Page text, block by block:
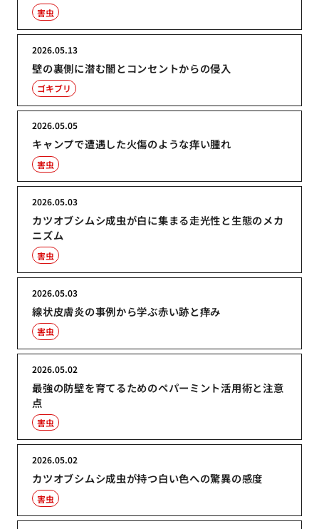
害虫
壁の裏側に潜む闇とコンセントからの侵入
2026.05.13
ゴキブリ
キャンプで遭遇した火傷のような痒い腫れ
2026.05.05
害虫
カツオブシムシ成虫が白に集まる走光性と生態のメカ
ニズム
2026.05.03
害虫
線状皮膚炎の事例から学ぶ赤い跡と痒み
2026.05.03
害虫
最強の防壁を育てるためのペパーミント活用術と注意
点
2026.05.02
害虫
カツオブシムシ成虫が持つ白い色への驚異の感度
2026.05.02
害虫